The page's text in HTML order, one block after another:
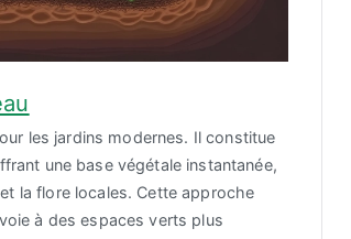
les jardins modernes. Il constitue
une base végétale instantanée,
la flore locales. Cette approche
à des espaces verts plus